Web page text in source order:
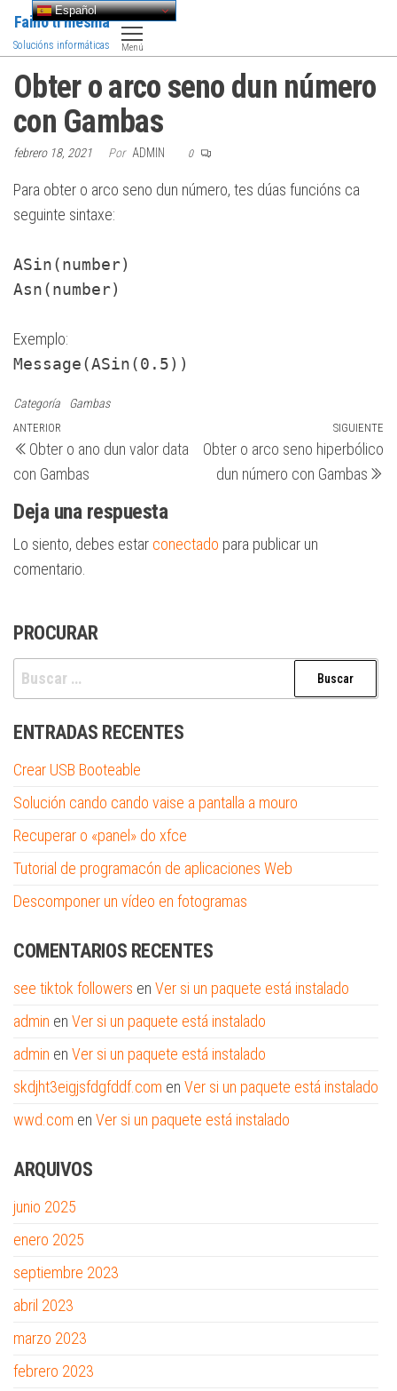
Saltar
contenido
Faino ti mesma
Solucións informáticas Menú
Obter o arco seno dun número
con Gambas
febrero 18, 2021 Por ADMIN 0
Para obter o arco seno dun número, tes dúas funcións ca
seguinte sintaxe:
ASin(number)
Asn(number)
Exemplo:
Message(ASin(0.5))
Categoría Gambas
Navegación
de
Entrada
anterior
ANTERIOR
Obter o ano dun valor data
con Gambas
SIGUIENTE
Obter o arco seno hiperbólico
dun número con Gambas
Deja una respuesta
Lo siento, debes estar conectado para publicar un
comentario.
PROCURAR
Buscar:
ENTRADAS RECENTES
Crear USB Booteable
Solución cando cando vaise a pantalla a mouro
Recuperar o «panel» do xfce
Tutorial de programacón de aplicaciones Web
Descomponer un vídeo en fotogramas
COMENTARIOS RECENTES
see tiktok followers en Ver si un paquete está instalado
admin en Ver si un paquete está instalado
admin en Ver si un paquete está instalado
skdjht3eigjsfdgfddf.com en Ver si un paquete está instalado
wwd.com en Ver si un paquete está instalado
ARQUIVOS
junio 2025
enero 2025
septiembre 2023
abril 2023
marzo 2023
febrero 2023
Español